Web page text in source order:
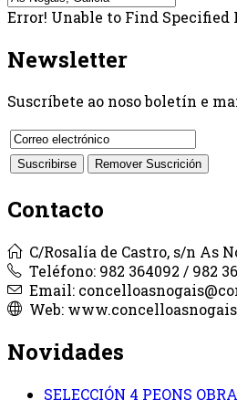
Error! Unable to Find Specified
Newsletter
Suscríbete ao noso boletín e
Contacto
C/Rosalía de Castro, s/n As
Teléfono: 982 364092 / 982
Email:
Web:
Novidades
SELECCIÓN 4 PEONS